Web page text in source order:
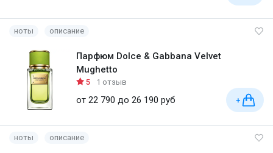
ноты описание
Парфюм Dolce & Gabbana Velvet
Mughetto
5 1 отзыв
от 22 790 до 26 190 руб +
ноты описание